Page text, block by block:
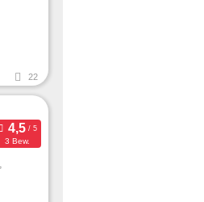
22
3 Bew.